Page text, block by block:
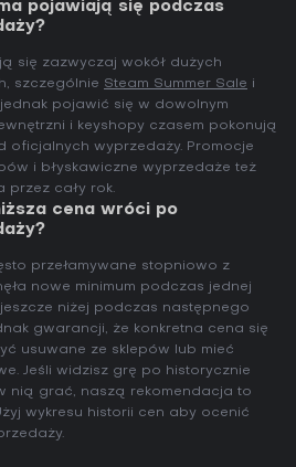
pojawiają się podczas
się zazwyczaj wokół dużych
szczególnie Steam Summer Sale i
pojawić się w dowolnym
i keyshopy czasem pokonują
oficjalnych wyprzedaży. Promocje
i błyskawiczne wyprzedaże też
przez cały rok.
cena wróci po
przełamywane stopniowo z
nowe minimum podczas jednej
niżej podczas następnego
gwarancji, że konkretna cena się
usuwane ze sklepów lub mieć
Jeśli widzisz grę po historycznie
nią grać, naszą rekomendacja to
wykresu historii cen aby ocenić